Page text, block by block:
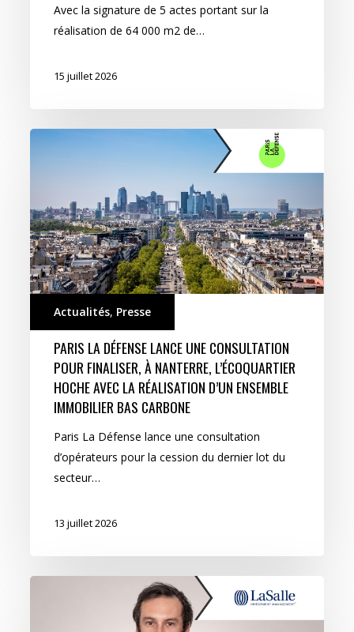
Avec la signature de 5 actes portant sur la
réalisation de 64 000 m2 de…
15 juillet 2026
Actualités, Presse
PARIS LA DÉFENSE LANCE UNE CONSULTATION
POUR FINALISER, À NANTERRE, L’ÉCOQUARTIER
HOCHE AVEC LA RÉALISATION D’UN ENSEMBLE
IMMOBILIER BAS CARBONE
Paris La Défense lance une consultation
d’opérateurs pour la cession du dernier lot du
secteur…
13 juillet 2026